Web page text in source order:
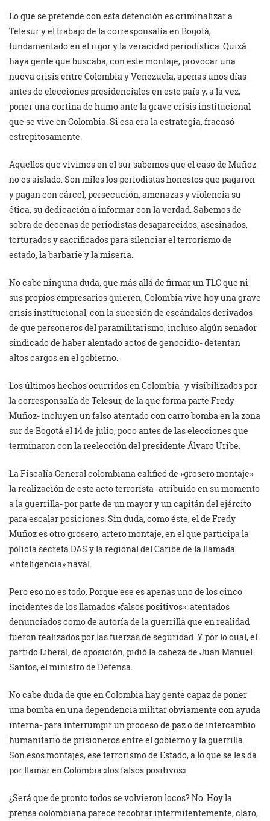
Lo que se pretende con esta detención es criminalizar a
Telesur y el trabajo de la corresponsalía en Bogotá,
fundamentado en el rigor y la veracidad periodística. Quizá
haya gente que buscaba, con este montaje, provocar una
nueva crisis entre Colombia y Venezuela, apenas unos días
antes de elecciones presidenciales en este país y, a la vez,
poner una cortina de humo ante la grave crisis institucional
que se vive en Colombia. Si esa era la estrategia, fracasó
estrepitosamente.
Aquellos que vivimos en el sur sabemos que el caso de Muñoz
no es aislado. Son miles los periodistas honestos que pagaron
y pagan con cárcel, persecución, amenazas y violencia su
ética, su dedicación a informar con la verdad. Sabemos de
sobra de decenas de periodistas desaparecidos, asesinados,
torturados y sacrificados para silenciar el terrorismo de
estado, la barbarie y la miseria.
No cabe ninguna duda, que más allá de firmar un TLC que ni
sus propios empresarios quieren, Colombia vive hoy una grave
crisis institucional, con la sucesión de escándalos derivados
de que personeros del paramilitarismo, incluso algún senador
sindicado de haber alentado actos de genocidio- detentan
altos cargos en el gobierno.
Los últimos hechos ocurridos en Colombia -y visibilizados por
la corresponsalía de Telesur, de la que forma parte Fredy
Muñoz- incluyen un falso atentado con carro bomba en la zona
sur de Bogotá el 14 de julio, poco antes de las elecciones que
terminaron con la reelección del presidente Álvaro Uribe.
La Fiscalía General colombiana calificó de »grosero montaje»
la realización de este acto terrorista -atribuido en su momento
a la guerrilla- por parte de un mayor y un capitán del ejército
para escalar posiciones. Sin duda, como éste, el de Fredy
Muñoz es otro grosero, artero montaje, en el que participa la
policía secreta DAS y la regional del Caribe de la llamada
»inteligencia» naval.
Pero eso no es todo. Porque ese es apenas uno de los cinco
incidentes de los llamados »falsos positivos»: atentados
denunciados como de autoría de la guerrilla que en realidad
fueron realizados por las fuerzas de seguridad. Y por lo cual, el
partido Liberal, de oposición, pidió la cabeza de Juan Manuel
Santos, el ministro de Defensa.
No cabe duda de que en Colombia hay gente capaz de poner
una bomba en una dependencia militar obviamente con ayuda
interna- para interrumpir un proceso de paz o de intercambio
humanitario de prisioneros entre el gobierno y la guerrilla.
Son esos montajes, ese terrorismo de Estado, a lo que se les da
por llamar en Colombia »los falsos positivos».
¿Será que de pronto todos se volvieron locos? No. Hoy la
prensa colombiana parece recobrar intermitentemente, claro,